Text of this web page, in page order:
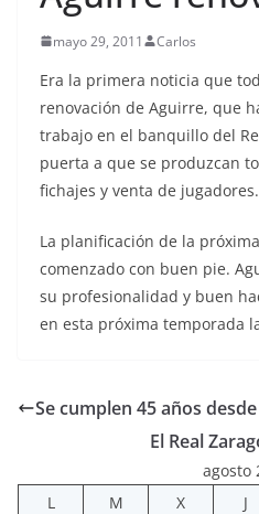
mayo 29, 2011 Carlos
Era la primera noticia que
renovación de Aguirre, que
trabajo en el banquillo del
puerta a que se produzcan
fichajes y venta de jugadores.
La planificación de la
comenzado con buen pie.
su profesionalidad y buen
en esta próxima temporada
Se cumplen 45 años
El Real
agosto
L
M X J